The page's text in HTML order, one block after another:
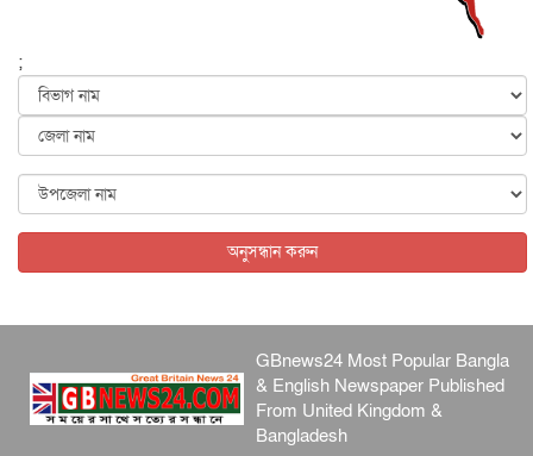
৬ আগস্ট, ২০২৬
জুলাইয়ের কৃতিত্ব নেওয়ার জন্য সবাই প্রতিযোগিতায় নেমেছে :
৬ আগস্ট, ২০২৬
৬ আগস্ট, ২০২৬
;
অনুসন্ধান করুন
GBnews24 Most Popular Bangla
& English Newspaper Published
From United Kingdom &
Bangladesh